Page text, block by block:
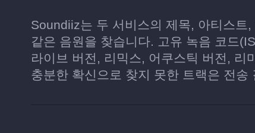
Soundiiz는 두 서비스의 제목, 아티스트
같은 음원을 찾습니다. 고유 녹음 코드
라이브 버전, 리믹스, 어쿠스틱 버전, 리
충분한 확신으로 찾지 못한 트랙은 전송